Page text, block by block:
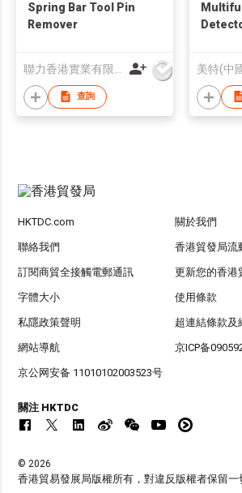
Spring Bar Tool Pin
Remover
查詢
美特(中
HKTDC.com 關於我們
聯絡我們 香港貿發局流
訂閱商貿全接觸電郵通訊 更新您的香港
字體大小 使用條款
私隱政策聲明 超連結條款及
網站導航 京ICP备
京公网安备 11010102003523号
關注 HKTDC
© 2026
香港貿易發展局版權所有，對違反版權者保留一